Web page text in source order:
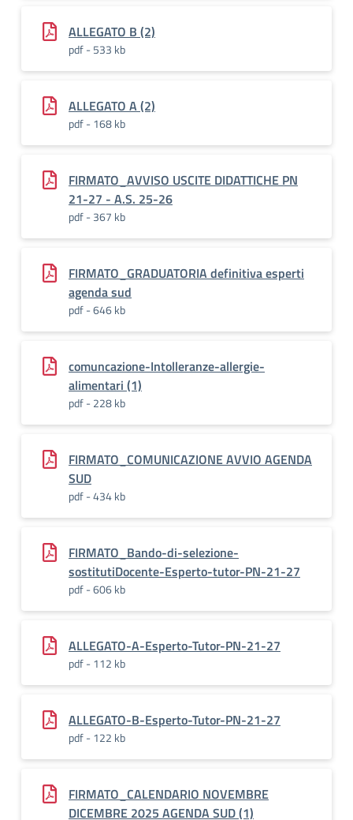
ALLEGATO B (2)
pdf - 533 kb
ALLEGATO A (2)
pdf - 168 kb
FIRMATO_AVVISO USCITE DIDATTICHE PN
21-27 - A.S. 25-26
pdf - 367 kb
FIRMATO_GRADUATORIA definitiva esperti
agenda sud
pdf - 646 kb
comuncazione-Intolleranze-allergie-
alimentari (1)
pdf - 228 kb
FIRMATO_COMUNICAZIONE AVVIO AGENDA
SUD
pdf - 434 kb
FIRMATO_Bando-di-selezione-
sostitutiDocente-Esperto-tutor-PN-21-27
pdf - 606 kb
ALLEGATO-A-Esperto-Tutor-PN-21-27
pdf - 112 kb
ALLEGATO-B-Esperto-Tutor-PN-21-27
pdf - 122 kb
FIRMATO_CALENDARIO NOVEMBRE
DICEMBRE 2025 AGENDA SUD (1)